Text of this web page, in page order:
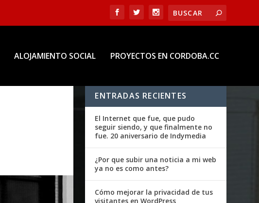
ALOJAMIENTO SOCIAL PROYECTOS EN CORDOBA.CC
ENTRADAS RECIENTES
El Internet que fue, que pudo
seguir siendo, y que finalmente no
fue. 20 aniversario de Indymedia
¿Por que subir una noticia a mi web
ya no es como antes?
Cómo mejorar la privacidad de tus
visitantes en WordPress